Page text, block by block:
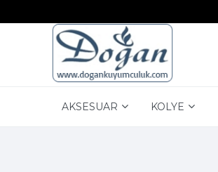
AKSESUAR KOLYE